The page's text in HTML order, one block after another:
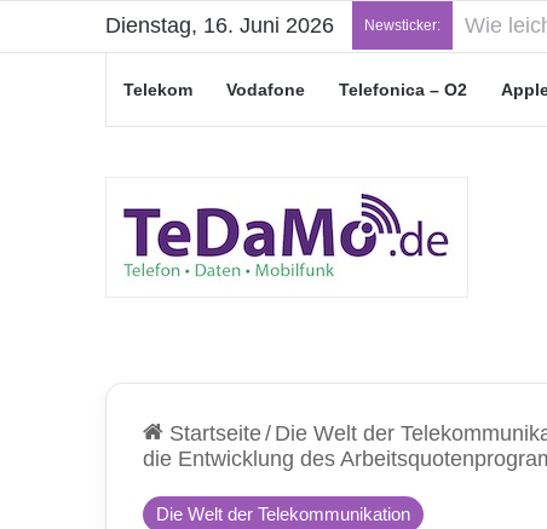
Dienstag, 16. Juni 2026 Newsticker: „Junge
Telekom Vodafone Telefonica – O2
Startseite/ Die Welt der
die Entwicklung des
Die Welt der Telekommunikation